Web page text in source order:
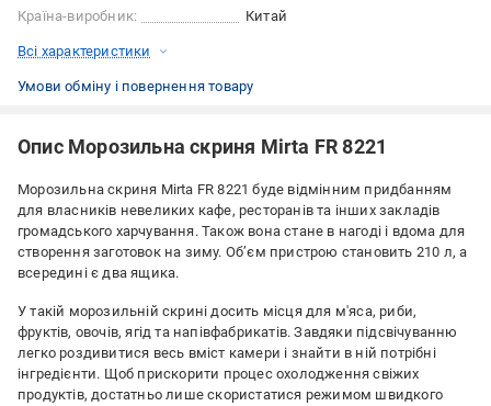
Країна-виробник:
Китай
Всі характеристики
Умови обміну і повернення товару
Опис Морозильна скриня Mirta FR 8221
Морозильна скриня Mirta FR 8221 буде відмінним придбанням
для власників невеликих кафе, ресторанів та інших закладів
громадського харчування. Також вона стане в нагоді і вдома для
створення заготовок на зиму. Об’єм пристрою становить 210 л, а
всередині є два ящика.
У такій морозильній скрині досить місця для м'яса, риби,
фруктів, овочів, ягід та напівфабрикатів. Завдяки підсвічуванню
легко роздивитися весь вміст камери і знайти в ній потрібні
інгредієнти. Щоб прискорити процес охолодження свіжих
продуктів, достатньо лише скористатися режимом швидкого